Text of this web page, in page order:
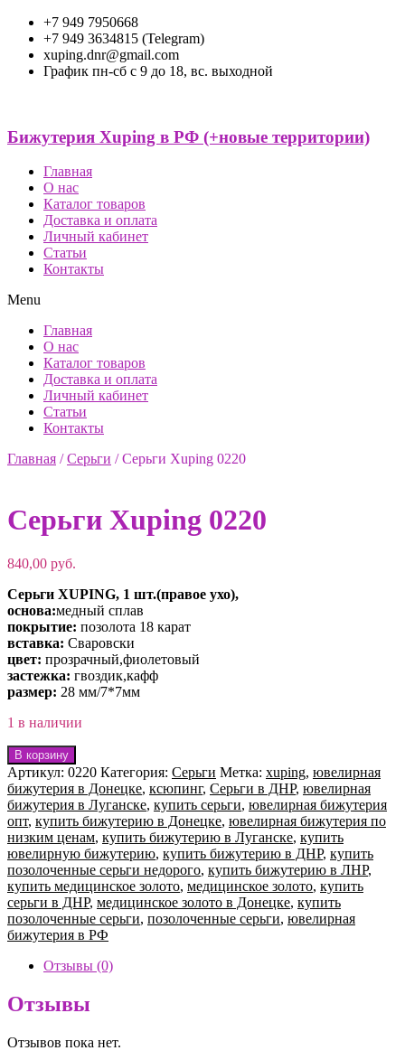
+7 949 7950668
+7 949 3634815 (Telegram)
xuping.dnr@gmail.com
График пн-сб с 9 до 18, вс. выходной
Бижутерия Xuping в РФ (+новые территории)
Главная
О нас
Каталог товаров
Доставка и оплата
Личный кабинет
Статьи
Контакты
Menu
Главная
О нас
Каталог товаров
Доставка и оплата
Личный кабинет
Статьи
Контакты
Главная /Серьги /Серьги Xuping 0220
Серьги Xuping 0220
840,00 руб.
Серьги XUPING, 1 шт.(правое ухо),
основа:медный сплав
покрытие: позолота 18 карат
вставка: Сваровски
цвет: прозрачный,фиолетовый
застежка: гвоздик,кафф
размер: 28 мм/7*7мм
1 в наличии
Количество
товара
Серьги
Xuping
0220
В корзину
Артикул: 0220 Категория: Серьги Метка: xuping, ювелирная
бижутерия в Донецке, ксюпинг, Серьги в ДНР, ювелирная
бижутерия в Луганске, купить серьги, ювелирная бижутерия
опт, купить бижутерию в Донецке, ювелирная бижутерия по
низким ценам, купить бижутерию в Луганске, купить
ювелирную бижутерию, купить бижутерию в ДНР, купить
позолоченные серьги недорого, купить бижутерию в ЛНР,
купить медицинское золото, медицинское золото, купить
серьги в ДНР, медицинское золото в Донецке, купить
позолоченные серьги, позолоченные серьги, ювелирная
бижутерия в РФ
Отзывы (0)
Отзывы
Отзывов пока нет.